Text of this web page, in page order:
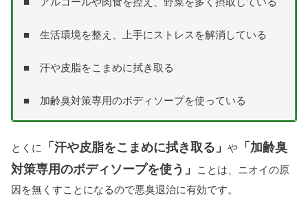
■ 生活環境を整え、上手にストレスを解消している
■ 汗や皮脂をこまめに拭き取る
■ 加齢臭対策専用のボディソープを使っている
とくに 「汗や皮脂をこまめに拭き取る」 や 「加齢臭
対策専用のボディソープを使う」
ことは、ニオイの原
因を無くすことになるので悪臭退治に有効です。